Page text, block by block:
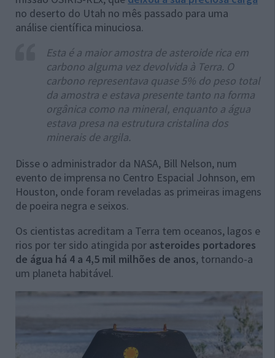
no deserto do Utah no mês passado para uma
análise científica minuciosa.
Esta é a maior amostra de asteroide rica em
carbono alguma vez devolvida à Terra. O
carbono representava quase 5% do peso total
da amostra e estava presente tanto na forma
orgânica como na mineral, enquanto a água
estava presa na estrutura cristalina dos
minerais de argila.
Disse o administrador da NASA, Bill Nelson, num
evento de imprensa no Centro Espacial Johnson, em
Houston, onde foram reveladas as primeiras imagens
de poeira negra e seixos.
Os cientistas acreditam a Terra tem oceanos, lagos e
rios por ter sido atingida por asteroides portadores
de água há 4 a 4,5 mil milhões de anos, tornando-a
um planeta habitável.